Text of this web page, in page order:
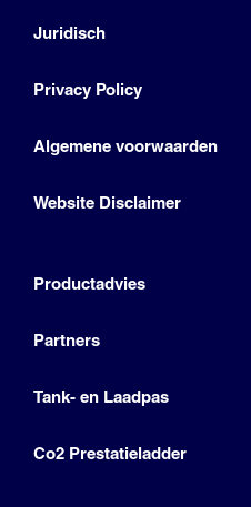
Juridisch
Privacy Policy
Algemene voorwaarden
Website Disclaimer
Productadvies
Partners
Tank- en Laadpas
Co2 Prestatieladder